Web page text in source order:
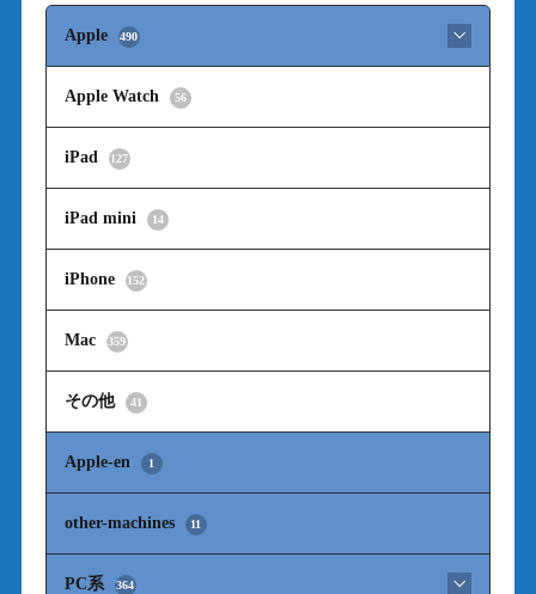
Apple 490
Apple Watch 56
iPad 127
iPad mini 14
iPhone 152
Mac 359
その他 41
Apple-en 1
other-machines 11
PC系 364